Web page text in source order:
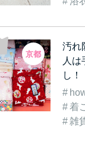
っと盛り上げよ
汚れ
人は
し！
着
雑
京都